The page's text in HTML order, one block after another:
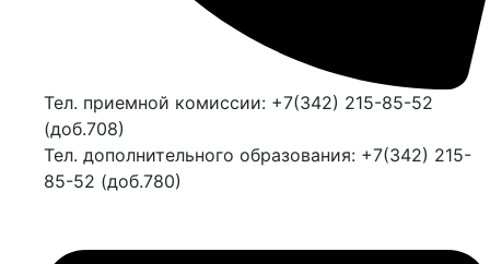
Тел. приемной комиссии: +7(342) 215-85-52
(доб.708)
Тел. дополнительного образования: +7(342) 215-
85-52 (доб.780)